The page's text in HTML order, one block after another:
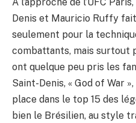
Denis et Mauricio Ruffy
seulement pour la
combattants, mais surtout
ont quelque peu pris les
Saint-Denis, « God of War
place dans le top 15 des
bien le Brésilien, au style